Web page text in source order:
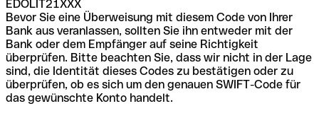
EDOLIT21XXX
Bevor Sie eine Überweisung mit diesem Code von Ihrer
Bank aus veranlassen, sollten Sie ihn entweder mit der
Bank oder dem Empfänger auf seine Richtigkeit
überprüfen. Bitte beachten Sie, dass wir nicht in der Lage
sind, die Identität dieses Codes zu bestätigen oder zu
überprüfen, ob es sich um den genauen SWIFT-Code für
das gewünschte Konto handelt.